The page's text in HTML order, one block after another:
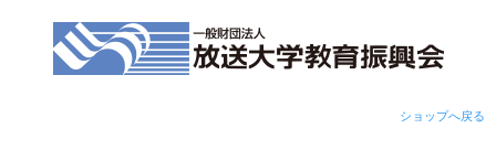
ショップへ戻る